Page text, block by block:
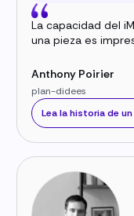
La capacidad del
una pieza es
Anthony Poirier
plan-didees
Lea la historia de